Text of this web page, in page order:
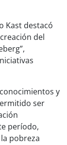
Kast destacó
del
y
ser
período,
pobreza